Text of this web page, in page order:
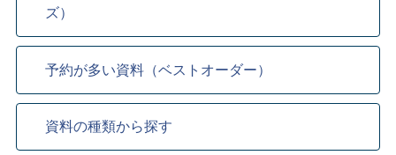
ズ）
予約が多い資料（ベストオーダー）
資料の種類から探す